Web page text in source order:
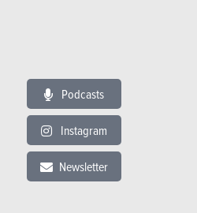
Podcasts
Instagram
Newsletter
tot 22.349 € 114 tot 125 g/km
Meer weten